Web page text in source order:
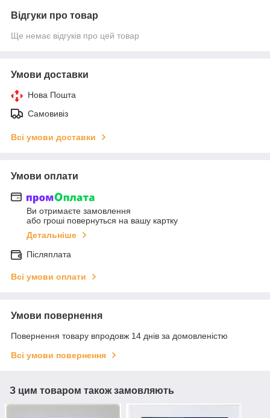
Відгуки про товар
Ще немає відгуків про цей товар
Умови доставки
Нова Пошта
Самовивіз
Всі умови доставки
Умови оплати
Ви отримаєте замовлення
або гроші повернуться на вашу картку
Детальніше
Післяплата
Всі умови оплати
Умови повернення
Повернення товару впродовж 14 днів за домовленістю
Всі умови повернення
З цим товаром також замовляють